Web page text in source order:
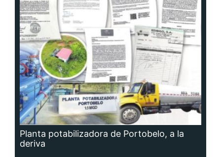
Planta potabilizadora de Portobelo, a la
deriva